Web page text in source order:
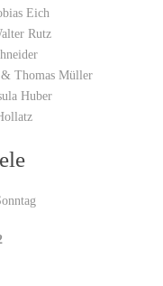
Eich
Rutz
& Thomas Müller
Huber